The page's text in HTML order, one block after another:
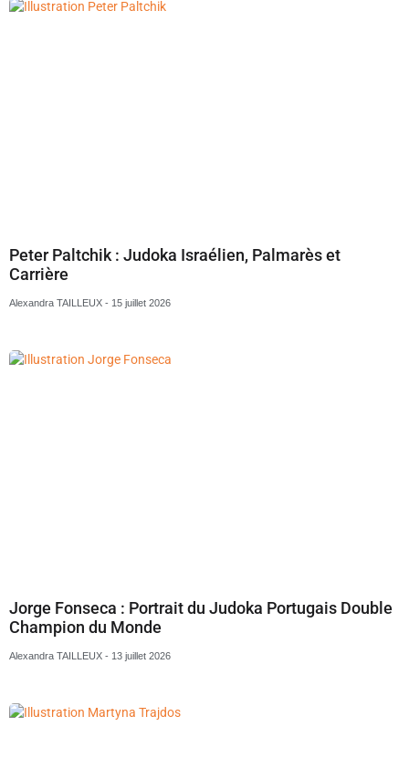
Peter Paltchik : Judoka Israélien, Palmarès et
Carrière
Alexandra TAILLEUX 15 juillet 2026
Jorge Fonseca : Portrait du Judoka Portugais Double
Champion du Monde
Alexandra TAILLEUX 13 juillet 2026